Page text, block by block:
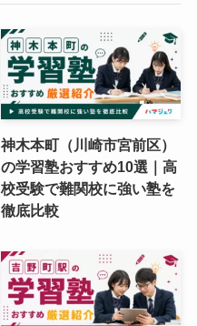
神木本町（川崎市宮前区）
の学習塾おすすめ10選｜高
校受験で難関校に強い塾を
徹底比較